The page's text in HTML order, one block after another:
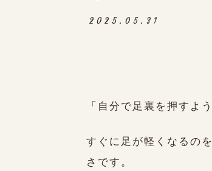
2025.05.31
「自分で足裏を押す
すぐに足が軽くなるの
さです。
岐阜市東中島 (自宅サロンのため番地はご予約時にお